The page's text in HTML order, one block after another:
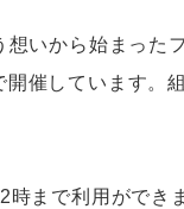
いから始まった
催しています。
まで利用ができ